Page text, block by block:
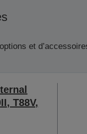
et
T88V,